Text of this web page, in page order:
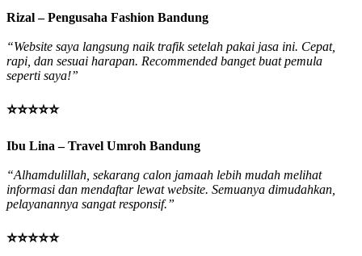
Rizal – Pengusaha Fashion Bandung
“Website saya langsung naik trafik setelah pakai jasa ini. Cepat,
rapi, dan sesuai harapan. Recommended banget buat pemula
seperti saya!”
⭐⭐⭐⭐⭐
Ibu Lina – Travel Umroh Bandung
“Alhamdulillah, sekarang calon jamaah lebih mudah melihat
informasi dan mendaftar lewat website. Semuanya dimudahkan,
pelayanannya sangat responsif.”
⭐⭐⭐⭐⭐